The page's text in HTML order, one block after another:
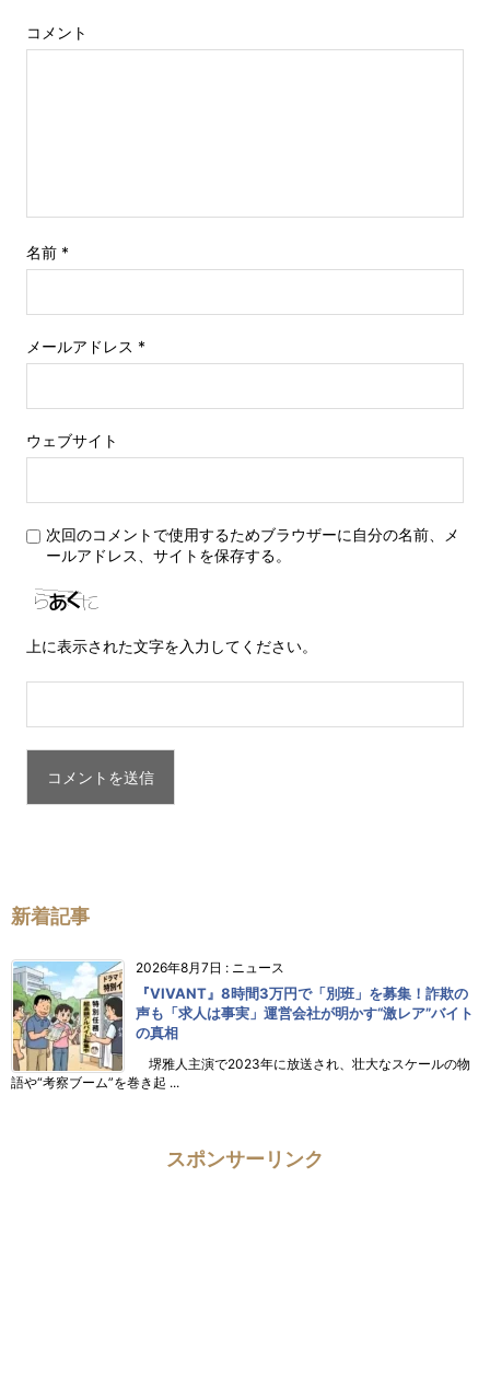
コメント
名前 *
メールアドレス *
ウェブサイト
次回のコメントで使用するためブラウザーに自分の名前、メ
ールアドレス、サイトを保存する。
上に表示された文字を入力してください。
新着記事
2026年8月7日 : ニュース
『VIVANT』8時間3万円で「別班」を募集！詐欺の
声も「求人は事実」運営会社が明かす“激レア”バイト
の真相
堺雅人主演で2023年に放送され、壮大なスケールの物
語や“考察ブーム”を巻き起 ...
スポンサーリンク